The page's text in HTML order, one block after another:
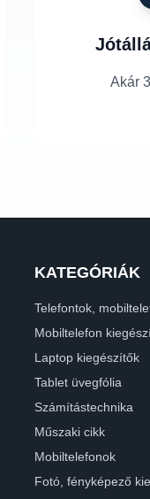
Akár
KATEGÓRIÁK
Telefontok,
Mobiltelefon
Laptop kiegészítők
Tablet üvegfólia
Számítástechnika
Műszaki cikk
Mobiltelefonok
Fotó, fényképező